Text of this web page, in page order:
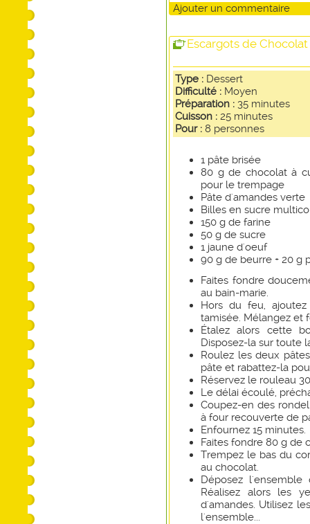
Ajouter un commentaire
Escargots de Chocolat
Type : Dessert
Difficulté : Moyen
Préparation : 35 minutes
Cuisson : 25 minutes
Pour : 8 personnes
1 pâte brisée
80 g de chocolat à
pour le trempage
Pâte d'amandes verte
Billes en sucre
150 g de farine
50 g de sucre
1 jaune d'oeuf
90 g de beurre + 20 g
Faites fondre
au bain-marie.
Hors du feu,
tamisée. Mélangez et
Étalez alors cette
Disposez-la sur toute
Roulez les deux
pâte et rabattez-la
Réservez le rouleau
Le délai écoulé,
Coupez-en des
à four recouverte de
Enfournez 15 minutes.
Faites fondre 80 g de
Trempez le bas du
au chocolat.
Déposez
Réalisez alors les
d'amandes. Utilisez
l'ensemble...